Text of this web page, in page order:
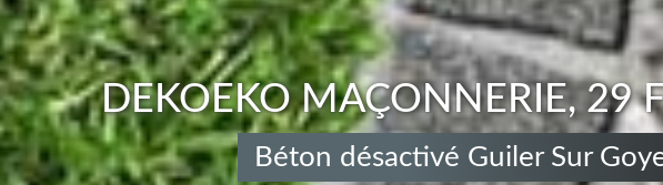
DEKOEKO MAÇONNERIE, 29
Béton désactivé Guiler Sur